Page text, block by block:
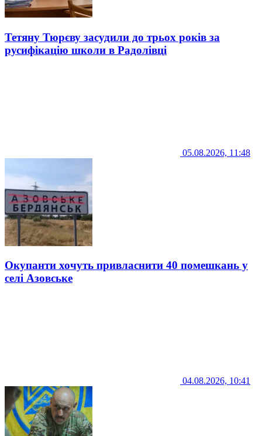
Тетяну Тюрєву засудили до трьох років за
русифікацію школи в Радолівці
05.08.2026, 11:48
Окупанти хочуть привласнити 40 помешкань у
селі Азовське
04.08.2026, 10:41